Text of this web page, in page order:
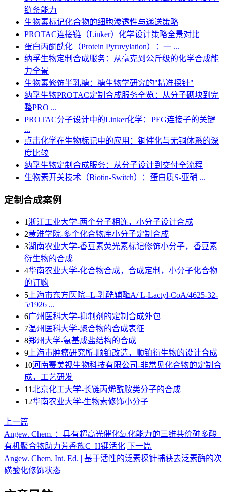
链条能力
生物素标记化合物的细胞渗透性与递送策略
PROTAC连接链（Linker）化学设计策略全景对比
蛋白丙酮酰化（Protein Pyruvylation）：一 ...
纳孚生物定制合成服务：从毫克到公斤级的化学合成能
力全景
生物素修饰半乳糖：糖生物学研究的"精准探针"
纳孚生物PROTAC定制合成服务全览：从分子砌块到完
整PRO ...
PROTAC分子设计中的Linker化学：PEG连接子的关键
...
点击化学在生物标记中的应用：铜催化与无铜体系的深
度比较
纳孚生物定制合成服务：从分子设计到交付全流程
生物素开关技术（Biotin-Switch）：蛋白质S-亚硝 ...
定制合成案例
1浙江工业大学-两个分子相连，小分子设计合成
2黄淮学院-多个化合物库小分子定制合成
3湖南农业大学-香豆素荧光素标记修饰小分子，香豆素
衍生物的合成
4华南农业大学-化合物合成，合成定制，小分子化合物
的订购
5上海市东方医院--L-乳酰辅酶A/ L-Lactyl-CoA/4625-32-
5/1926 ...
6广州医科大学-抑制剂的定制合成外包
7温州医科大学-聚合物的合成表征
8郑州大学-氨基成盐结构的合成
9上海巿肿瘤研究所-顺铂改造，顺铂衍生物的设计合成
10河南赛美视生物科技有限公司-非常见化合物的定制合
成，工艺研发
11北京化工大学-长链丙烯酰胺类分子的合成
12华南农业大学-生物素修饰小分子
上一篇
Angew. Chem. ：具有超高光催化氧化能力的三维共价砷多酸–
有机聚合物助力芳香族C–H键活化
下一篇
Angew. Chem. Int. Ed. | 基于活性的泛素探针捕获去泛素酶的次
磺酸化修饰状态